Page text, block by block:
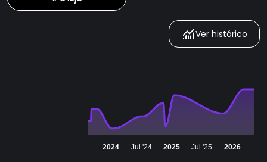
Ver histórico
2024 Jul '24 2025 Jul '25 2026